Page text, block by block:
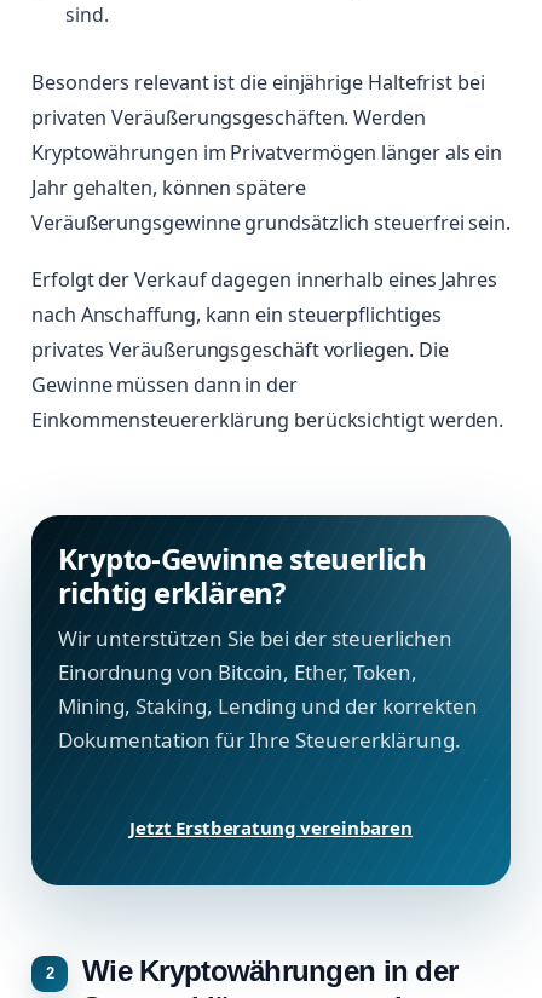
sind.
Besonders relevant ist die einjährige Haltefrist bei
privaten Veräußerungsgeschäften. Werden
Kryptowährungen im Privatvermögen länger als ein
Jahr gehalten, können spätere
Veräußerungsgewinne grundsätzlich steuerfrei sein.
Erfolgt der Verkauf dagegen innerhalb eines Jahres
nach Anschaffung, kann ein steuerpflichtiges
privates Veräußerungsgeschäft vorliegen. Die
Gewinne müssen dann in der
Einkommensteuererklärung berücksichtigt werden.
Krypto-Gewinne steuerlich
richtig erklären?
Wir unterstützen Sie bei der steuerlichen
Einordnung von Bitcoin, Ether, Token,
Mining, Staking, Lending und der korrekten
Dokumentation für Ihre Steuererklärung.
Jetzt Erstberatung vereinbaren
Wie Kryptowährungen in der